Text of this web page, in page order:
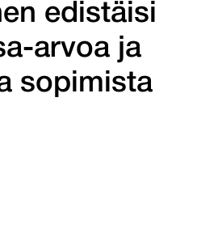
edistäisi
arvoa ja
sopimista